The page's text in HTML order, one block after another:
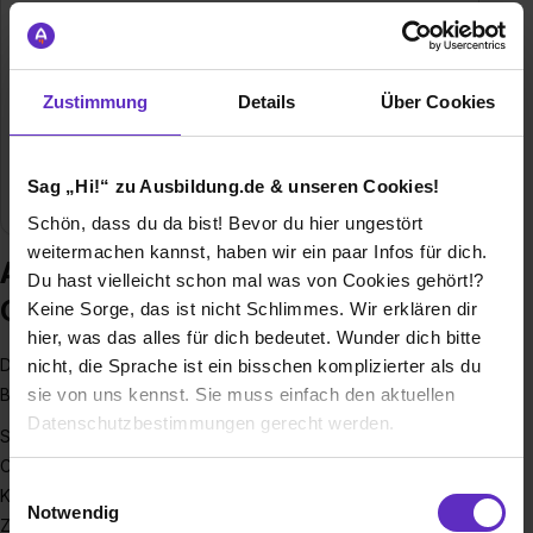
Zustimmung Details Über Cookies
Sag „Hi!“ zu Ausbildung.de & unseren Cookies!
Schön, dass du da bist! Bevor du hier ungestört
weitermachen kannst, haben wir ein paar Infos für dich.
Du hast vielleicht schon mal was von Cookies gehört!?
Keine Sorge, das ist nicht Schlimmes. Wir erklären dir
hier, was das alles für dich bedeutet. Wunder dich bitte
nicht, die Sprache ist ein bisschen komplizierter als du
sie von uns kennst. Sie muss einfach den aktuellen
Datenschutzbestimmungen gerecht werden.
Einwilligungsauswahl
Notwendig
Gründungsjahr 1986
Industrie, Industrietechnik
Ausbildung bei Vestas Deutschland
GmbH
Du bist auf der Suche nach einem spannenden Einstieg ins
Berufsleben?
Seit mehr als 30 Jahren bieten wir jungen Menschen die
Chance, mit einer Ausbildung den Grundstein für ihre
Karriere zu legen - sei dabei! Gemeinsam gestalten wir die
Zukunft der Energie – und deine persönliche Entwicklung